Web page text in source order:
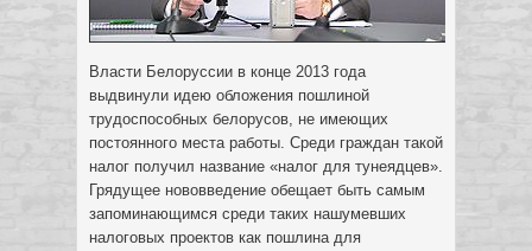
Власти Белоруссии в конце 2013 года
выдвинули идею обложения пошлиной
трудоспособных белорусов, не имеющих
постоянного места работы. Среди граждан такой
налог получил название «налог для тунеядцев».
Грядущее нововведение обещает быть самым
запоминающимся среди таких нашумевших
налоговых проектов как пошлина для